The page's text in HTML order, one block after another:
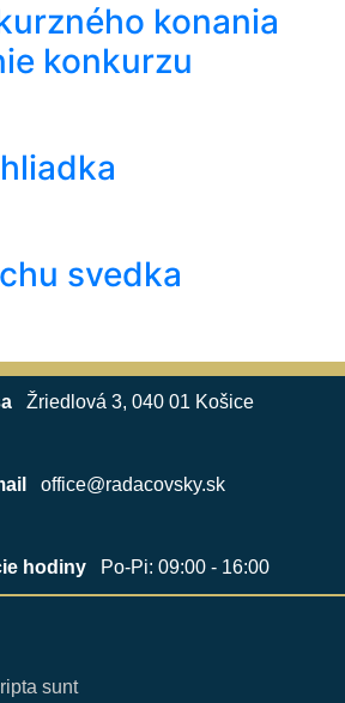
konania
konkurzu
svedka
Žriedlová 3, 040 01 Košice
office@radacovsky.sk
hodinyPo-Pi: 09:00 - 16:00
sunt